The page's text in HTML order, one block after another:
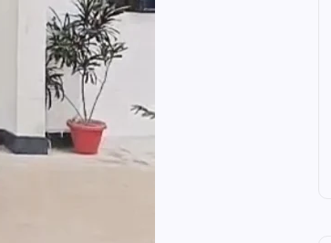
आजमगढ़ में राज्य आयुक्त दिव्यांगजन की मोबाइल
कोर्ट, मौके पर सुनीं शिकायतें,कई मामलों का
तत्काल निस्तारण
news8pmtoday